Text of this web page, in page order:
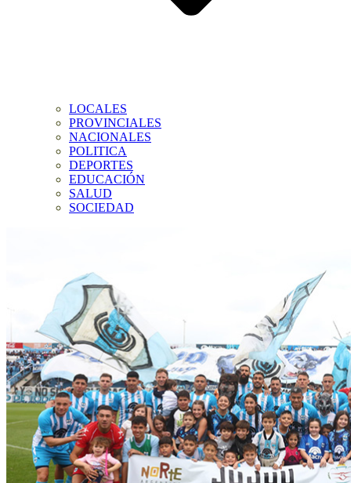
LOCALES
PROVINCIALES
NACIONALES
POLITICA
DEPORTES
EDUCACIÓN
SALUD
SOCIEDAD